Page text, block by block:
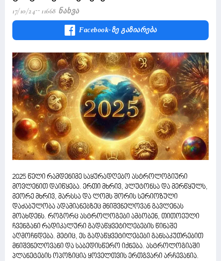
17/10/24 11668 Ნახვა
Facebook-Ზე Გაზიარება
2025 წელი რამდენიმე საყურადღებო ასტროლოგიური
მოვლენით დაიწყება. ერთი მხრივ, პლუტონსა და მერწყულს,
მეორე მხრივ, მარსსა და ლომს შორის სერიოზული
დაძაბულობა ადამიანებზეც მნიშვნელოვან გავლენას
მოახდენს. როგორც ასტროლოგები ამბობენ, თითოეული
ჩვენგანი რადიკალური გადაწყვეტილებების წინაშე
აღმოჩნდება. მეტიც, ეს გადაწყვეტილებები განსაკუთრებით
მნიშვნელოვანი და საბედისწერო იქნება. ასტროლოგიაში
პლანეტების ოპოზიცია ყოველთვის ერთგვარი არჩევანია.